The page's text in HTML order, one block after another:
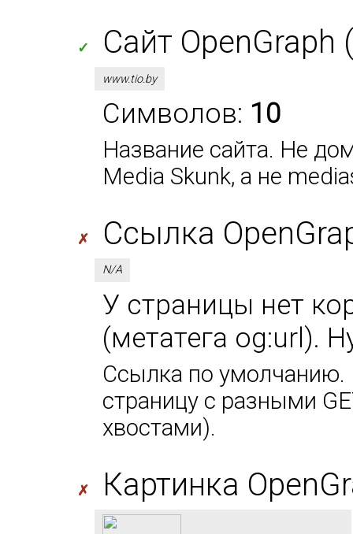
✓ Сайт OpenGraph
www.tio.by
Символов: 10
Название сайта. Не
Media Skunk, а не
✗ Ссылка
N/A
У страницы нет
(метатега og:url).
Ссылка по умолчанию.
страницу с разными
хвостами).
✗ Картинка